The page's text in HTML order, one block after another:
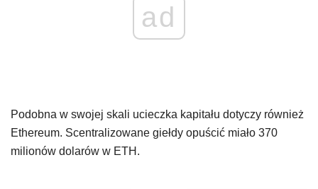
ad
Podobna w swojej skali ucieczka kapitału dotyczy również
Ethereum. Scentralizowane giełdy opuścić miało 370
milionów dolarów w ETH.